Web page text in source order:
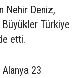
Nehir Deniz,
Büyükler Türkiye
etti.
23